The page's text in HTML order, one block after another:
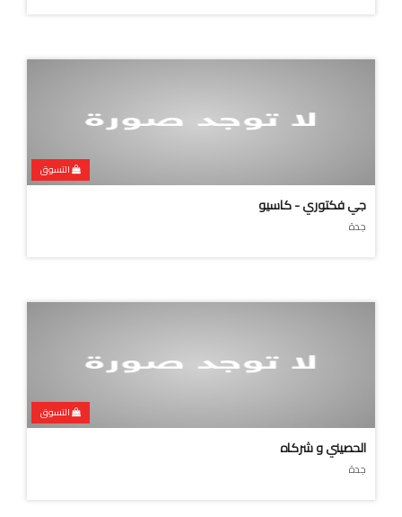
التسوق
جي فكتوري - كاسيو
جدة
التسوق
الحصيني و شركاه
جدة